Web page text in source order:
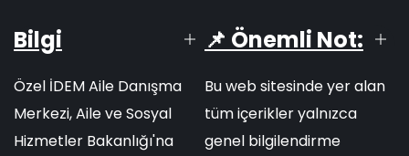
Bilgi
Özel İDEM Aile Danışma
Merkezi, Aile ve Sosyal
Hizmetler Bakanlığı'na
📌 Önemli Not:
Bu web sitesinde yer alan
tüm içerikler yalnızca
genel bilgilendirme